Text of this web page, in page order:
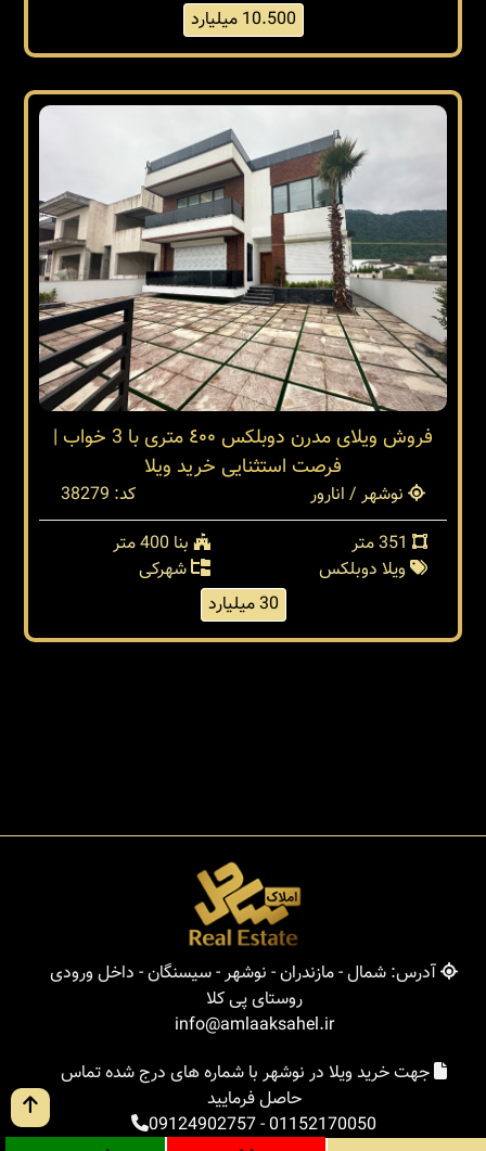
10.500 میلیارد
فروش ویلای مدرن دوبلکس ٤٠٠ متری با 3 خواب |
فرصت استثنایی خرید ویلا
نوشهر / انارور
کد: 38279
بنا 400 متر
ویلا دوبلکس
شهرکی
30 میلیارد
آدرس: شمال - مازندران - نوشهر - سیسنگان - داخل ورودی
روستای پی کلا
info@amlaaksahel.ir
جهت خرید ویلا در نوشهر با شماره های درج شده تماس
حاصل فرمایید
01152170050
-
09124902757